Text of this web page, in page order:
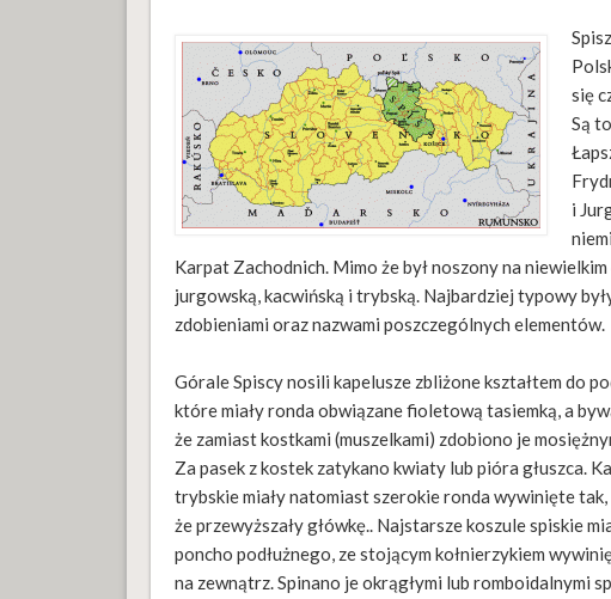
się
Są
i
Karpat Zachodnich. Mimo że był noszony na
jurgowską, kacwińską i trybską. Najbardziej typowy
zdobieniami oraz nazwami poszczególnych elementów.
Górale Spiscy nosili kapelusze zbliżone kształtem do
które miały ronda obwiązane fioletową tasiemką, a
że zamiast kostkami (muszelkami) zdobiono je
Za pasek z kostek zatykano kwiaty lub pióra głuszca.
trybskie miały natomiast szerokie ronda wywinięte tak,
że przewyższały główkę.. Najstarsze koszule spiskie
poncho podłużnego, ze stojącym kołnierzykiem
na zewnątrz. Spinano je okrągłymi lub romboidalnymi